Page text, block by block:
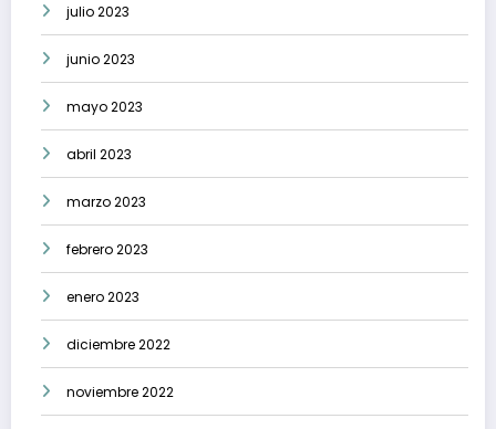
julio 2023
junio 2023
mayo 2023
abril 2023
marzo 2023
febrero 2023
enero 2023
diciembre 2022
noviembre 2022